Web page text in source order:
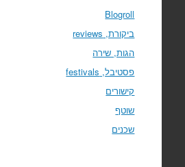
Blogroll
ביקורת, reviews
הגות, שירה
פסטיבל, festivals
קישורים
שוטף
שכנים